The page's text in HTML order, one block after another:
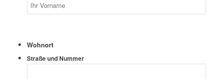
Wohnort
Straße und Nummer